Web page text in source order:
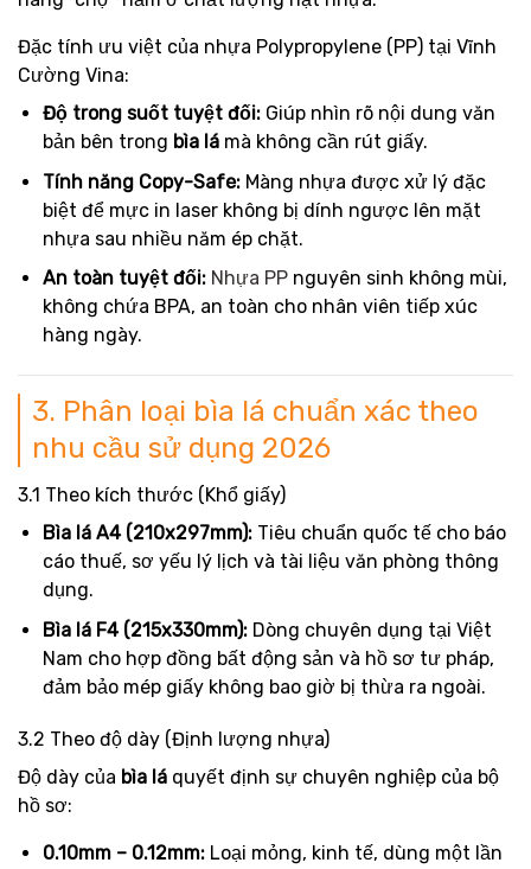
Đặc tính ưu việt của nhựa Polypropylene (PP) tại Vĩnh
Cường Vina:
Độ trong suốt tuyệt đối:Giúp nhìn rõ nội dung văn
bản bên trong bìa lámà không cần rút giấy.
Tính năng Copy-Safe:Màng nhựa được xử lý đặc
biệt để mực in laser không bị dính ngược lên mặt
nhựa sau nhiều năm ép chặt.
An toàn tuyệt đối: Nhựa PPnguyên sinh không mùi,
không chứa BPA, an toàn cho nhân viên tiếp xúc
hàng ngày.
3. Phân loại bìa lá chuẩn xác theo
nhu cầu sử dụng 2026
3.1 Theo kích thước (Khổ giấy)
Bìa lá A4 (210x297mm):Tiêu chuẩn quốc tế cho báo
cáo thuế, sơ yếu lý lịch và tài liệu văn phòng thông
dụng.
Bìa lá F4 (215x330mm):Dòng chuyên dụng tại Việt
Nam cho hợp đồng bất động sản và hồ sơ tư pháp,
đảm bảo mép giấy không bao giờ bị thừa ra ngoài.
3.2 Theo độ dày (Định lượng nhựa)
Độ dày của bìa lá quyết định sự chuyên nghiệp của bộ
hồ sơ:
0.10mm – 0.12mm:Loại mỏng, kinh tế, dùng một lần